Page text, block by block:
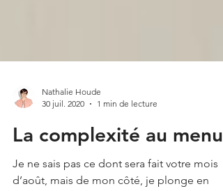
30 juil. 2020
1 min de lecture
La complexité au menu